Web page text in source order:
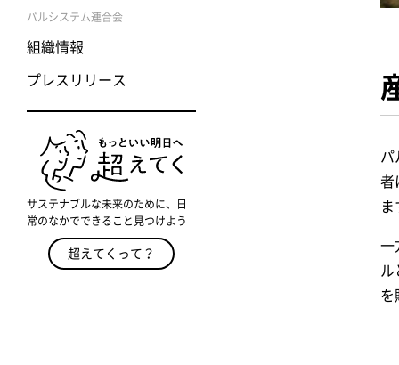
パルシステム連合会
組織情報
プレスリリース
サステナブルな未来のために、日
常のなかでできること見つけよう
超えてくって？
パ
者
ま
一
を